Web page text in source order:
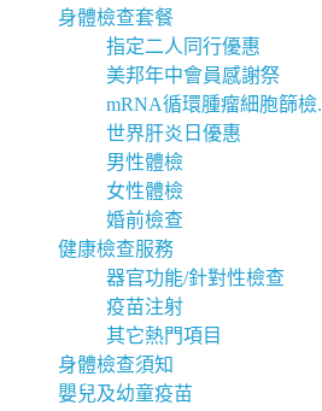
身體檢查套餐
指定二人同行優惠
美邦年中會員感謝祭
mRNA循環腫瘤細胞篩檢.
世界肝炎日優惠
男性體檢
女性體檢
婚前檢查
健康檢查服務
器官功能/針對性檢查
疫苗注射
其它熱門項目
身體檢查須知
嬰兒及幼童疫苗